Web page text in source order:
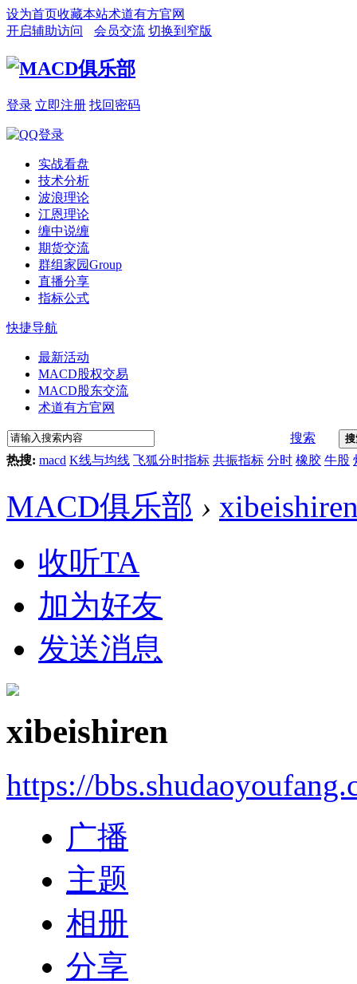
设为首页收藏本站术道有方官网
开启辅助访问
会员交流 切换到窄版
登录 立即注册 找回密码
实战看盘
技术分析
波浪理论
江恩理论
缠中说缠
期货交流
群组家园Group
直播分享
指标公式
快捷导航
最新活动
MACD股权交易
MACD股东交流
术道有方官网
搜索
热搜: macd K线与均线 飞狐分时指标 共振指标 分时 橡胶 牛股
MACD俱乐部 ›
收听TA
加为好友
发送消息
xibeishiren
https://
广播
主题
相册
分享